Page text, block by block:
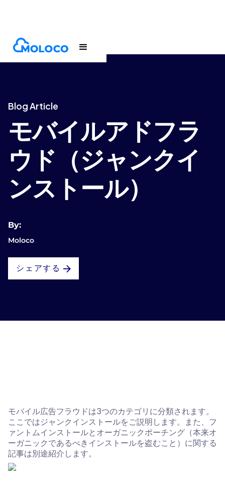
Blogs Article
Blog Article
モバイルアドフラ
ウド（ジャンクイ
ンストール）
By:
Moloco
シェアする
モバイル広告フラウドは3つのカテゴリに分類されます。
ここではジャンクインストールをご説明します。また、フ
ァントムインストールとオーガニックポーチング（本来オ
ーガニックであるべきインストールを盗むこと）に関する
記事は別途紹介します。